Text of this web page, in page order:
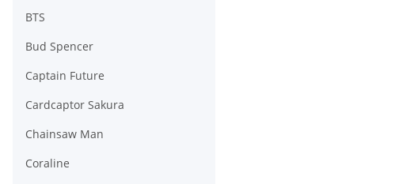
BTS
Bud Spencer
Captain Future
Cardcaptor Sakura
Chainsaw Man
Coraline